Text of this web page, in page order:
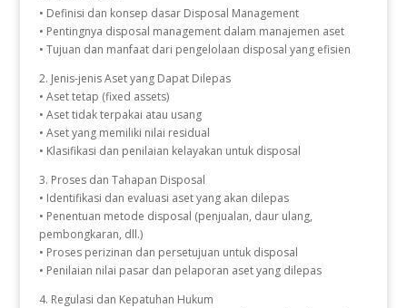
• Definisi dan konsep dasar Disposal Management
• Pentingnya disposal management dalam manajemen aset
• Tujuan dan manfaat dari pengelolaan disposal yang efisien
2. Jenis-jenis Aset yang Dapat Dilepas
• Aset tetap (fixed assets)
• Aset tidak terpakai atau usang
• Aset yang memiliki nilai residual
• Klasifikasi dan penilaian kelayakan untuk disposal
3. Proses dan Tahapan Disposal
• Identifikasi dan evaluasi aset yang akan dilepas
• Penentuan metode disposal (penjualan, daur ulang,
pembongkaran, dll.)
• Proses perizinan dan persetujuan untuk disposal
• Penilaian nilai pasar dan pelaporan aset yang dilepas
4. Regulasi dan Kepatuhan Hukum